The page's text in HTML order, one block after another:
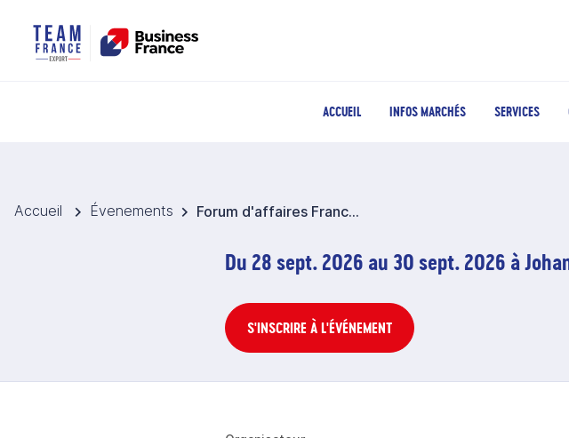
ACCUEIL INFOS MARCHÉS SERVICES
Accueil Évenements Forum d'affaires France-Afrique du Sud 2026
Du 28 sept. 2026 au 30 sept. 2026 à
S'INSCRIRE À L'ÉVÉNEMENT